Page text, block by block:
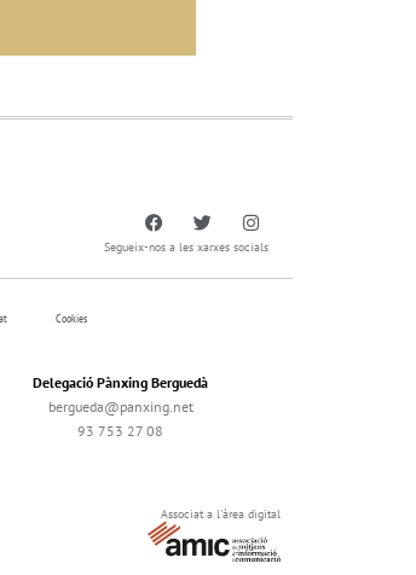
Segueix-nos a les xarxes socials
Cookies
Delegació Pànxing Berguedà
bergueda@panxing.net
93 753 27 08
Associat a l'àrea digital